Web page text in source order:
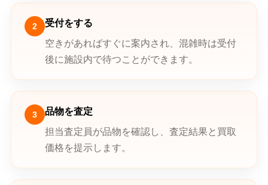
2
受付をする
空きがあればすぐに案内され、混雑時は受付
後に施設内で待つことができます。
3
品物を査定
担当査定員が品物を確認し、査定結果と買取
価格を提示します。